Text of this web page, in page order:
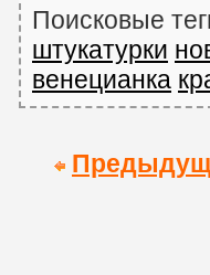
Поисковые
штукатурки
венецианка